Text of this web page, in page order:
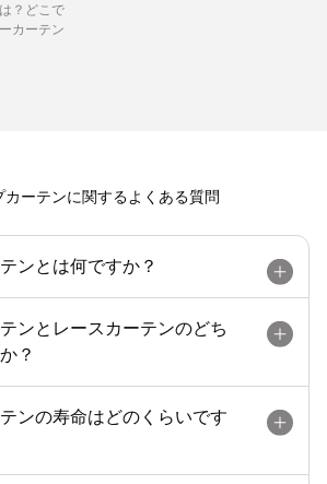
？どこで
カーテン
カーテンに関するよくある質問
ンとは何ですか？
ンとレースカーテンのどち
？
ンの寿命はどのくらいです